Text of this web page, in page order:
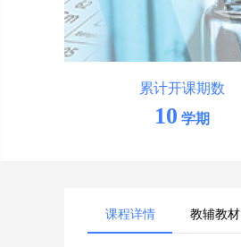
累计开课期数
10 学期
课程详情 教辅教材